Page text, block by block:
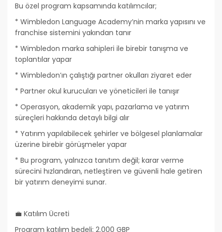
Bu özel program kapsamında katılımcılar;
* Wimbledon Language Academy’nin marka yapısını ve
franchise sistemini yakından tanır
* Wimbledon marka sahipleri ile birebir tanışma ve
toplantılar yapar
* Wimbledon’ın çalıştığı partner okulları ziyaret eder
* Partner okul kurucuları ve yöneticileri ile tanışır
* Operasyon, akademik yapı, pazarlama ve yatırım
süreçleri hakkında detaylı bilgi alır
* Yatırım yapılabilecek şehirler ve bölgesel planlamalar
üzerine birebir görüşmeler yapar
* Bu program, yalnızca tanıtım değil; karar verme
sürecini hızlandıran, netleştiren ve güvenli hale getiren
bir yatırım deneyimi sunar.
💼 Katılım Ücreti
Program katılım bedeli: 2.000 GBP